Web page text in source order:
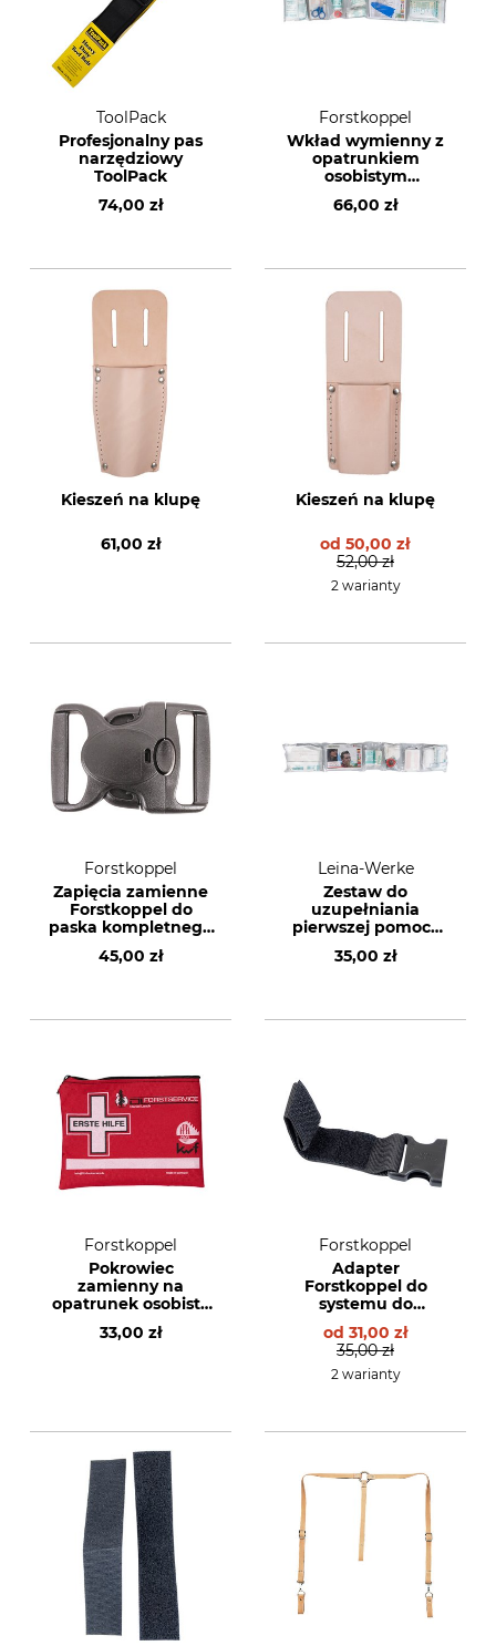
ToolPack
Profesjonalny pas
narzędziowy
ToolPack
74,00 zł
Forstkoppel
Wkład wymienny z
opatrunkiem
osobistym
Forstkoppel
66,00 zł
Kieszeń na klupę
61,00 zł
Kieszeń na klupę
od 50,00 zł
52,00 zł
2 warianty
Forstkoppel
Zapięcia zamienne
Forstkoppel do
paska kompletnego
45,00 zł
Leina-Werke
Zestaw do
uzupełniania
pierwszej pomocy
Leina-Werke REF
50009
35,00 zł
Forstkoppel
Pokrowiec
zamienny na
opatrunek osobisty
Forstkoppel
33,00 zł
Forstkoppel
Adapter
Forstkoppel do
systemu do
noszenia na ramię
od 31,00 zł
35,00 zł
2 warianty